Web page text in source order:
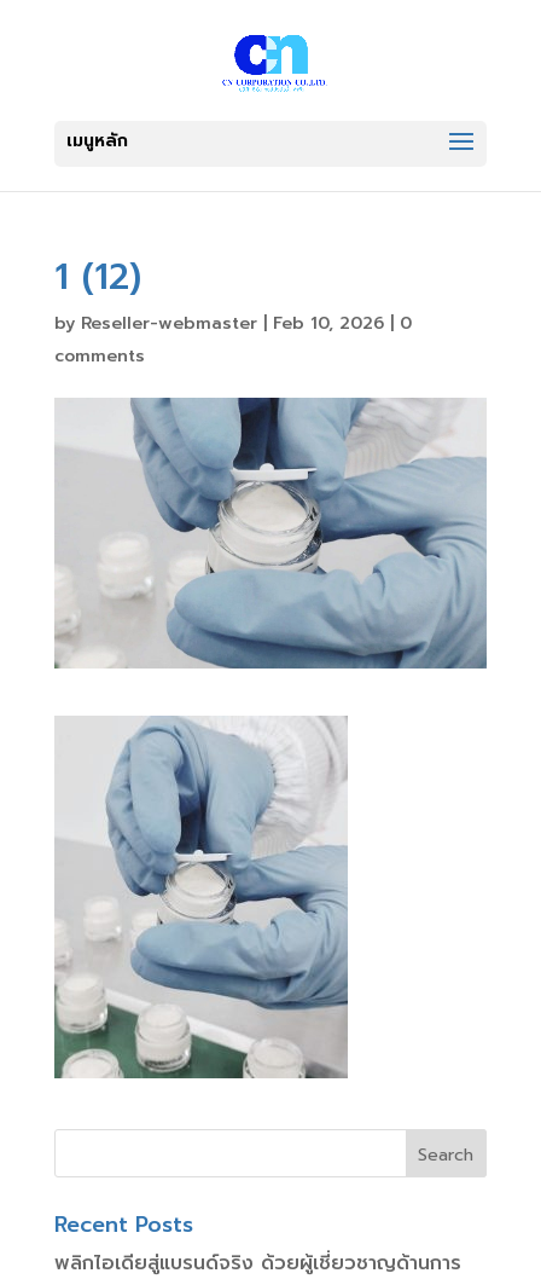
1 (12)
by Reseller-webmaster| Feb 10, 2026| 0
comments
Recent Posts
พลิกไอเดียสู่แบรนด์จริง ด้วยผู้เชี่ยวชาญด้านการ